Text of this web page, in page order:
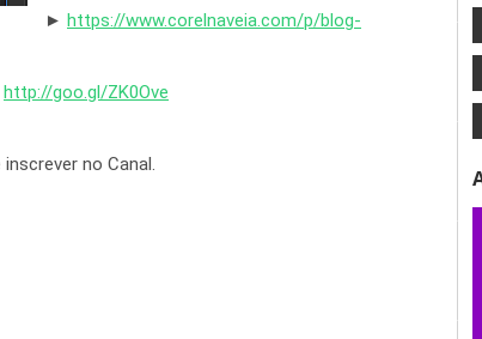
► https://www.corelnaveia.com/p/blog-
http://goo.gl/ZK0Ove